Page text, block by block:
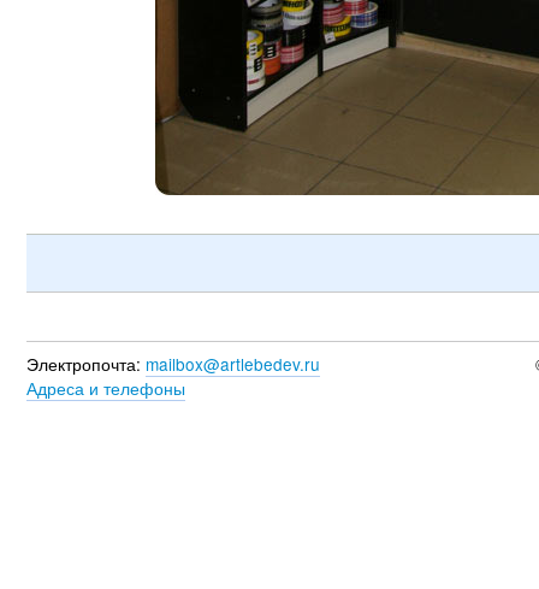
Электропочта: mailbox@artlebedev.ru
Адреса и телефоны